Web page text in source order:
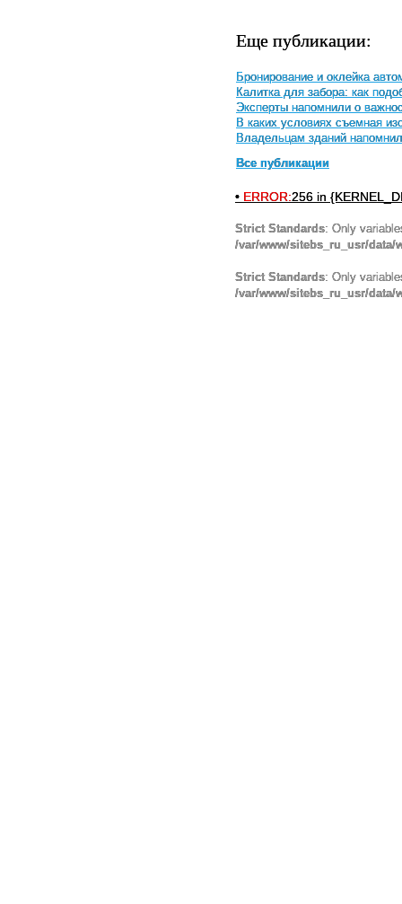
Еще публикации:
Бронирование и оклейка
Калитка для забора: как
Эксперты напомнили о
В каких условиях съемная
Владельцам зданий
Все публикации
• ERROR:256 in
Strict Standards: Only
/var/www/sitebs_ru_usr/
Strict Standards: Only
/var/www/sitebs_ru_usr/